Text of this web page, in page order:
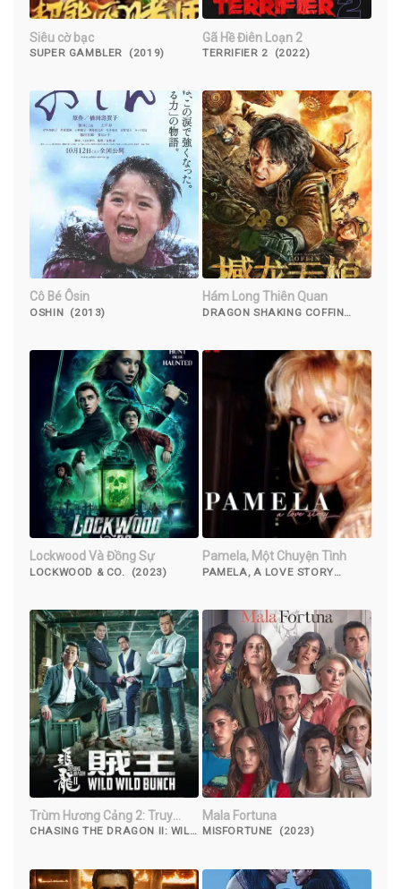
Siêu cờ bạc
SUPER GAMBLER (2019)
Gã Hề Điên Loạn 2
TERRIFIER 2 (2022)
Cô Bé Ôsin
OSHIN (2013)
Hám Long Thiên Quan
DRAGON SHAKING COFFIN
Lockwood Và Đồng Sự
LOCKWOOD & CO. (2023)
Pamela, Một Chuyện Tình
PAMELA, A LOVE STORY
Trùm Hương Cảng 2: Truy
Long
CHASING THE DRAGON II: WILD
Mala Fortuna
MISFORTUNE (2023)